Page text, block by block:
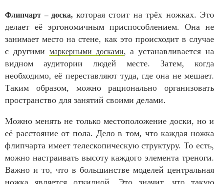
Флипчарт – доска, которая стоит на трёх ножках. Это
делает её эргономичным приспособлением. Она не
занимает место на стене, как это происходит в случае
с другими маркерными досками, а устанавливается на
видном аудитории людей месте. Затем, когда
необходимо, её переставляют туда, где она не мешает.
Таким образом, можно рационально организовать
пространство для занятий своими делами.
Можно менять не только местоположение доски, но и
её расстояние от пола. Дело в том, что каждая ножка
флипчарта имеет телескопическую структуру. То есть,
можно настраивать высоту каждого элемента треноги.
Важно и то, что в большинстве моделей центральная